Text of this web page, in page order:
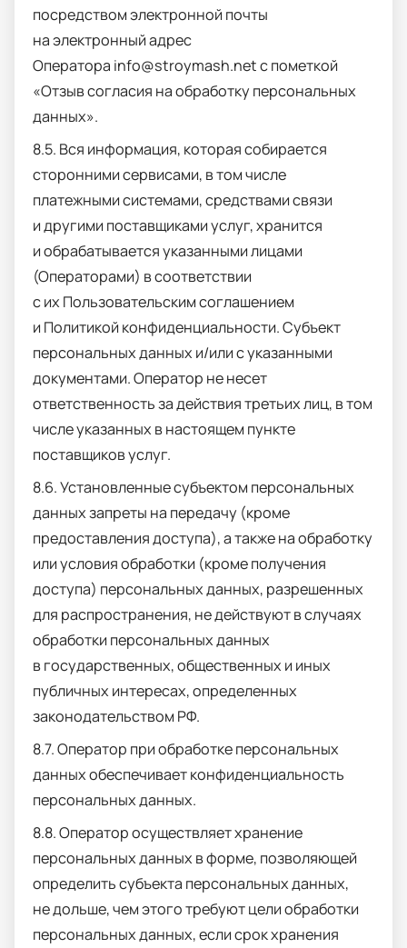
посредством электронной почты
на электронный адрес
Оператора info@stroymash.netс пометкой
«Отзыв согласия на обработку персональных
данных».
8.5. Вся информация, которая собирается
сторонними сервисами, в том числе
платежными системами, средствами связи
и другими поставщиками услуг, хранится
и обрабатывается указанными лицами
(Операторами) в соответствии
с их Пользовательским соглашением
и Политикой конфиденциальности. Субъект
персональных данных и/или с указанными
документами. Оператор не несет
ответственность за действия третьих лиц, в том
числе указанных в настоящем пункте
поставщиков услуг.
8.6. Установленные субъектом персональных
данных запреты на передачу (кроме
предоставления доступа), а также на обработку
или условия обработки (кроме получения
доступа) персональных данных, разрешенных
для распространения, не действуют в случаях
обработки персональных данных
в государственных, общественных и иных
публичных интересах, определенных
законодательством РФ.
8.7. Оператор при обработке персональных
данных обеспечивает конфиденциальность
персональных данных.
8.8. Оператор осуществляет хранение
персональных данных в форме, позволяющей
определить субъекта персональных данных,
не дольше, чем этого требуют цели обработки
персональных данных, если срок хранения